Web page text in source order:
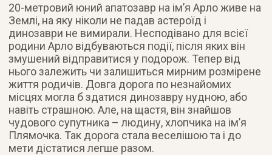
20-метровий юний апатозавр на ім’я Арло живе на
Землі, на яку ніколи не падав астероїд і
динозаври не вимирали. Несподівано для всієї
родини Арло відбуваються події, після яких він
змушений відправитися у подорож. Тепер від
нього залежить чи залишиться мирним розмірене
життя родичів. Довга дорога по незнайомих
місцях могла б здатися динозавру нудною, або
навіть страшною. Але, на щастя, він знайшов
чудового супутника – людину, хлопчика на ім’я
Плямочка. Так дорога стала веселішою та і до
мети дістатися легше разом.